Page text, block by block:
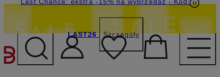
PRZEJDŹ DO GŁÓWNEJ
LAST26 Szczegóły
Szczegóły